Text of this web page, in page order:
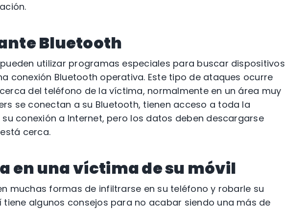
Bluetooth
utilizar programas especiales para buscar dispositivos
conexión Bluetooth operativa. Este tipo de ataques ocurre
del teléfono de la víctima, normalmente en un área muy
se conectan a su Bluetooth, tienen acceso a toda la
conexión a Internet, pero los datos deben descargarse
cerca.
en una víctima de su móvil
muchas formas de infiltrarse en su teléfono y robarle su
tiene algunos consejos para no acabar siendo una más de